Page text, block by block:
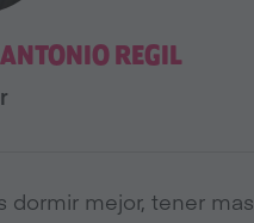
REGIL
dormir mejor, tener mas